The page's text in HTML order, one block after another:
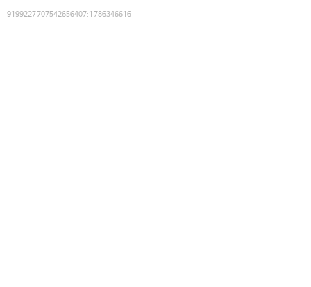
9199227707542656407:1786346616